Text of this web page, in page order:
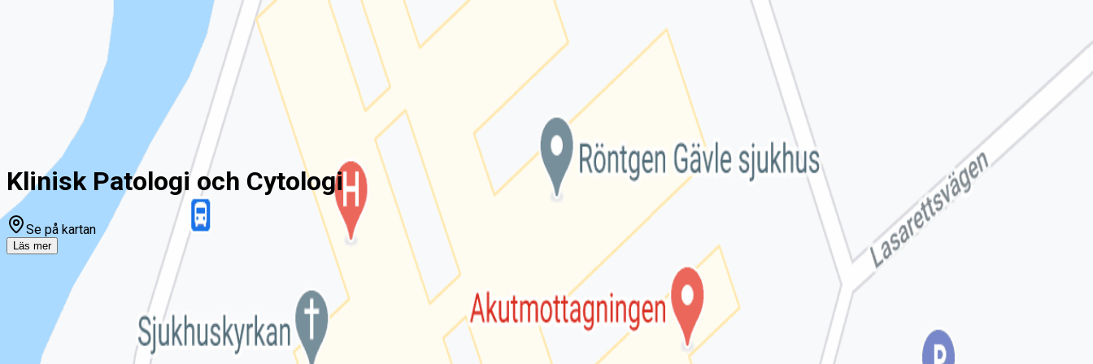
För vårdgivare ny!
Sjukhus
Klinisk Patologi och Cytologi
Klinisk Patologi och Cytologi
Se på kartan
Läs mer
Om Klinisk Patologi och Cytologi
Klinisk Patologi och Cytologi
Driver du denna mottagning?